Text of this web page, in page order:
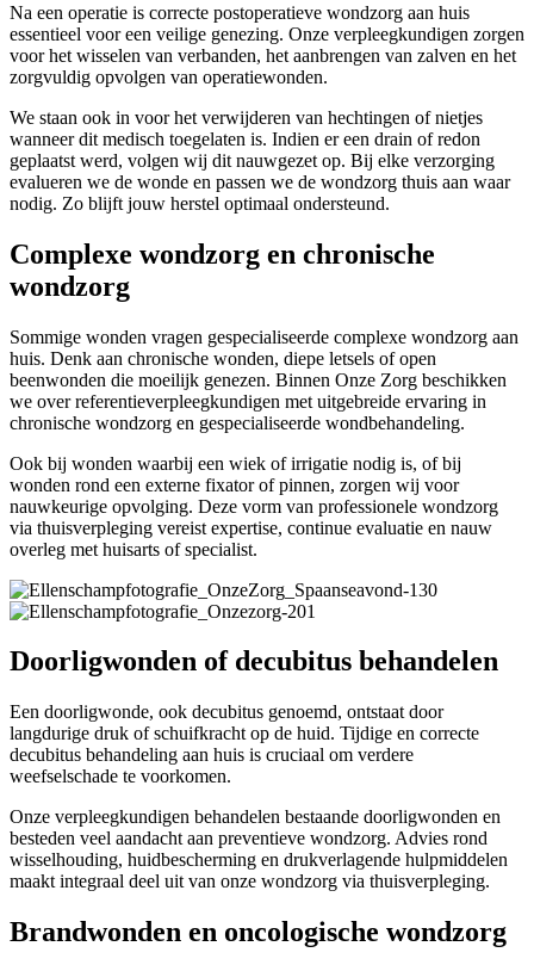
Na een operatie is correcte postoperatieve wondzorg aan huis
essentieel voor een veilige genezing. Onze verpleegkundigen zorgen
voor het wisselen van verbanden, het aanbrengen van zalven en het
zorgvuldig opvolgen van operatiewonden.
We staan ook in voor het verwijderen van hechtingen of nietjes
wanneer dit medisch toegelaten is. Indien er een drain of redon
geplaatst werd, volgen wij dit nauwgezet op. Bij elke verzorging
evalueren we de wonde en passen we de wondzorg thuis aan waar
nodig. Zo blijft jouw herstel optimaal ondersteund.
Complexe wondzorg en chronische
wondzorg
Sommige wonden vragen gespecialiseerde complexe wondzorg aan
huis. Denk aan chronische wonden, diepe letsels of open
beenwonden die moeilijk genezen. Binnen Onze Zorg beschikken
we over referentieverpleegkundigen met uitgebreide ervaring in
chronische wondzorg en gespecialiseerde wondbehandeling.
Ook bij wonden waarbij een wiek of irrigatie nodig is, of bij
wonden rond een externe fixator of pinnen, zorgen wij voor
nauwkeurige opvolging. Deze vorm van professionele wondzorg
via thuisverpleging vereist expertise, continue evaluatie en nauw
overleg met huisarts of specialist.
Doorligwonden of decubitus behandelen
Een doorligwonde, ook decubitus genoemd, ontstaat door
langdurige druk of schuifkracht op de huid. Tijdige en correcte
decubitus behandeling aan huis is cruciaal om verdere
weefselschade te voorkomen.
Onze verpleegkundigen behandelen bestaande doorligwonden en
besteden veel aandacht aan preventieve wondzorg. Advies rond
wisselhouding, huidbescherming en drukverlagende hulpmiddelen
maakt integraal deel uit van onze wondzorg via thuisverpleging.
Brandwonden en oncologische wondzorg